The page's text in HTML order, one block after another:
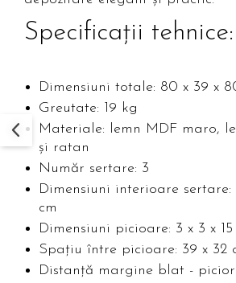
Specificații tehnice:
Dimensiuni totale: 80 x 39 x
Greutate: 19 kg
Materiale: lemn MDF maro,
și ratan
Număr sertare: 3
Dimensiuni interioare sertare:
cm
Dimensiuni picioare: 3 x 3 x 15
Spațiu între picioare: 39 x 32
Distanță margine blat -